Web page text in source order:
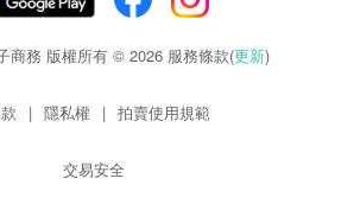
商務 版權所有 © 2026 服務條款(更新)
| 隱私權 | 拍賣使用規範
交易安全